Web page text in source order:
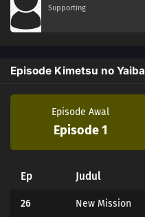
Supporting
Episode Kimetsu no Yaiba
Episode Awal
Episode 1
Ep Judul
26 New Mission